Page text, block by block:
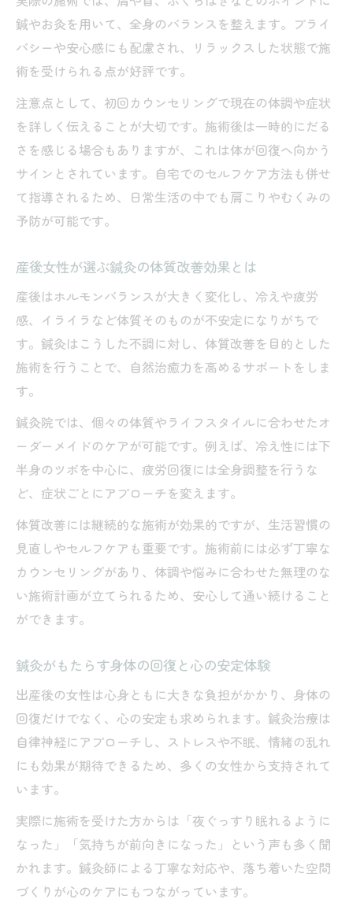
鍼やお灸を用いて、全身のバランスを整えます。プライ
バシーや安心感にも配慮され、リラックスした状態で施
術を受けられる点が好評です。
注意点として、初回カウンセリングで現在の体調や症状
を詳しく伝えることが大切です。施術後は一時的にだる
さを感じる場合もありますが、これは体が回復へ向かう
サインとされています。自宅でのセルフケア方法も併せ
て指導されるため、日常生活の中でも肩こりやむくみの
予防が可能です。
産後女性が選ぶ鍼灸の体質改善効果とは
産後はホルモンバランスが大きく変化し、冷えや疲労
感、イライラなど体質そのものが不安定になりがちで
す。鍼灸はこうした不調に対し、体質改善を目的とした
施術を行うことで、自然治癒力を高めるサポートをしま
す。
鍼灸院では、個々の体質やライフスタイルに合わせたオ
ーダーメイドのケアが可能です。例えば、冷え性には下
半身のツボを中心に、疲労回復には全身調整を行うな
ど、症状ごとにアプローチを変えます。
体質改善には継続的な施術が効果的ですが、生活習慣の
見直しやセルフケアも重要です。施術前には必ず丁寧な
カウンセリングがあり、体調や悩みに合わせた無理のな
い施術計画が立てられるため、安心して通い続けること
ができます。
鍼灸がもたらす身体の回復と心の安定体験
出産後の女性は心身ともに大きな負担がかかり、身体の
回復だけでなく、心の安定も求められます。鍼灸治療は
自律神経にアプローチし、ストレスや不眠、情緒の乱れ
にも効果が期待できるため、多くの女性から支持されて
います。
実際に施術を受けた方からは「夜ぐっすり眠れるように
なった」「気持ちが前向きになった」という声も多く聞
かれます。鍼灸師による丁寧な対応や、落ち着いた空間
づくりが心のケアにもつながっています。